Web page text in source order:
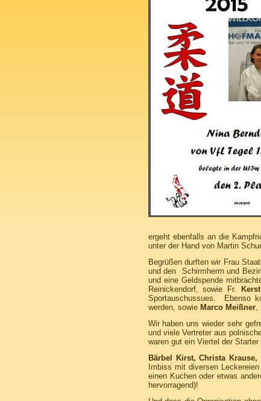
ergeht ebenfalls an die
unter der Hand von Martin
Begrüßen durften wir Frau
und den Schirmherrn und
und eine Geldspende
Reinickendorf, sowie Fr.
Sportauschussues. Ebenso
werden, sowie Marco Meißner,
Wir haben uns wieder sehr
und viele Vertreter aus
waren gut ein Viertel der
Bärbel Kirst, Christa
Imbiss mit diversen
einen Kuchen oder etwas
hervorragend)!